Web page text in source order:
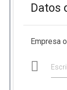
Datos
Empresa